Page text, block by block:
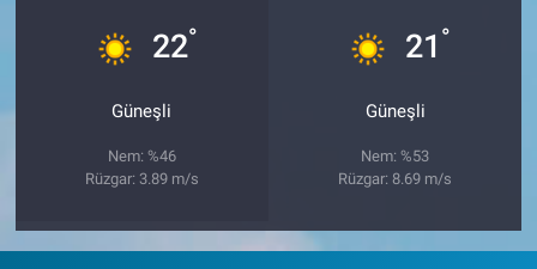
22°
Güneşli
Nem: %46
Rüzgar: 3.89 m/s
21 °
Güneşli
Nem: %53
Rüzgar: 8.69 m/s